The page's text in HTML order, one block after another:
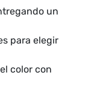
un
para elegir
color con